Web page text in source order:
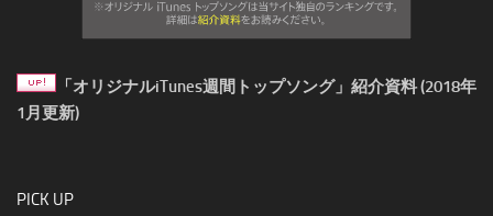
「オリジナルiTunes週間トップソング」紹介資料 (2018年
1月更新)
PICK UP